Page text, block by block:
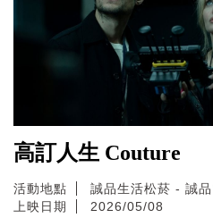
高訂人生 Couture
活動地點
誠品生活松菸 - 誠
上映日期
2026/05/08